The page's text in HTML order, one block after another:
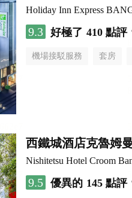
Holiday Inn Express
9.3 好極了 410 點評
機場接駁服務 套房
西鐵城酒店克魯姆
Nishitetsu Hotel Croom
9.5 優異的 145 點評